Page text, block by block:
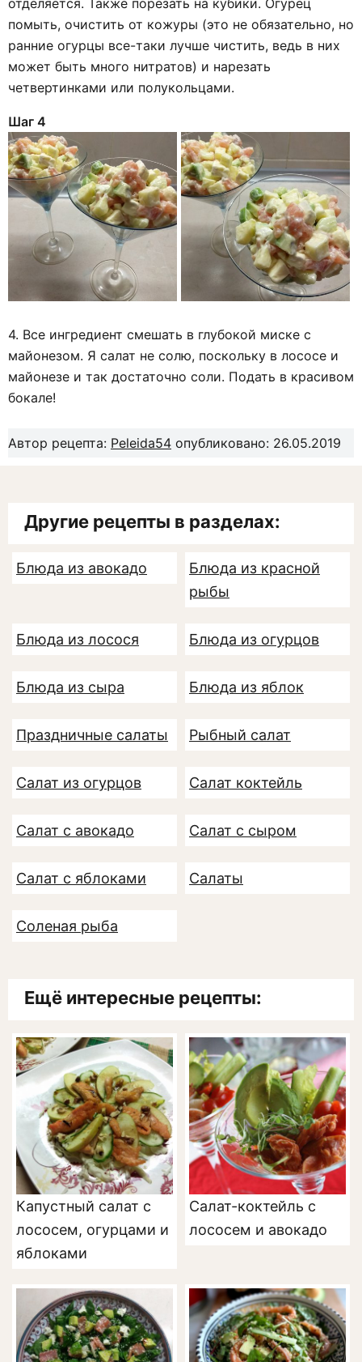
отделяется. Также порезать на кубики. Огурец
помыть, очистить от кожуры (это не обязательно, но
ранние огурцы все-таки лучше чистить, ведь в них
может быть много нитратов) и нарезать
четвертинками или полукольцами.
Шаг 4
4. Все ингредиент смешать в глубокой миске с
майонезом. Я салат не солю, поскольку в лососе и
майонезе и так достаточно соли. Подать в красивом
бокале!
Автор рецепта: Peleida54 опубликовано: 26.05.2019
Другие рецепты в разделах:
Блюда из авокадо
Блюда из красной
рыбы
Блюда из лосося Блюда из огурцов
Блюда из сыра Блюда из яблок
Праздничные салаты Рыбный салат
Салат из огурцов Салат коктейль
Салат с авокадо Салат с сыром
Салат с яблоками Салаты
Соленая рыба
Ещё интересные рецепты:
Капустный салат с
лососем, огурцами и
яблоками
Салат-коктейль с
лососем и авокадо